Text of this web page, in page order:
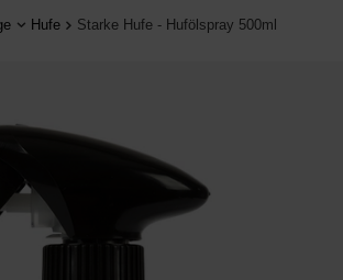
Hufe Starke Hufe - Hufölspray 500ml